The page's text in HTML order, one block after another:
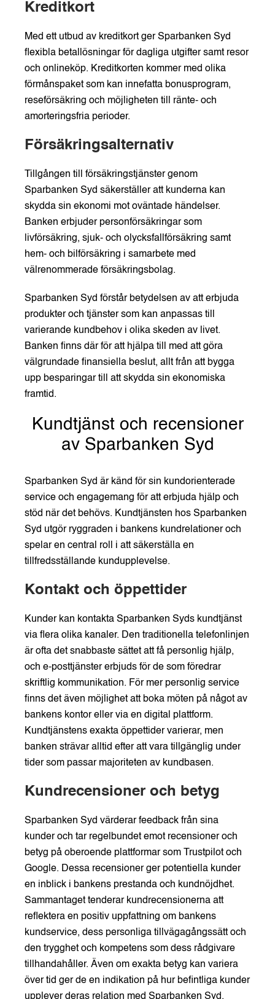
Kreditkort
Med ett utbud av kreditkort ger Sparbanken Syd
flexibla betallösningar för dagliga utgifter samt resor
och onlineköp. Kreditkorten kommer med olika
förmånspaket som kan innefatta bonusprogram,
reseförsäkring och möjligheten till ränte- och
amorteringsfria perioder.
Försäkringsalternativ
Tillgången till försäkringstjänster genom
Sparbanken Syd säkerställer att kunderna kan
skydda sin ekonomi mot oväntade händelser.
Banken erbjuder personförsäkringar som
livförsäkring, sjuk- och olycksfallförsäkring samt
hem- och bilförsäkring i samarbete med
välrenommerade försäkringsbolag.
Sparbanken Syd förstår betydelsen av att erbjuda
produkter och tjänster som kan anpassas till
varierande kundbehov i olika skeden av livet.
Banken finns där för att hjälpa till med att göra
välgrundade finansiella beslut, allt från att bygga
upp besparingar till att skydda sin ekonomiska
framtid.
Kundtjänst och recensioner
av Sparbanken Syd
Sparbanken Syd är känd för sin kundorienterade
service och engagemang för att erbjuda hjälp och
stöd när det behövs. Kundtjänsten hos Sparbanken
Syd utgör ryggraden i bankens kundrelationer och
spelar en central roll i att säkerställa en
tillfredsställande kundupplevelse.
Kontakt och öppettider
Kunder kan kontakta Sparbanken Syds kundtjänst
via flera olika kanaler. Den traditionella telefonlinjen
är ofta det snabbaste sättet att få personlig hjälp,
och e-posttjänster erbjuds för de som föredrar
skriftlig kommunikation. För mer personlig service
finns det även möjlighet att boka möten på något av
bankens kontor eller via en digital plattform.
Kundtjänstens exakta öppettider varierar, men
banken strävar alltid efter att vara tillgänglig under
tider som passar majoriteten av kundbasen.
Kundrecensioner och betyg
Sparbanken Syd värderar feedback från sina
kunder och tar regelbundet emot recensioner och
betyg på oberoende plattformar som Trustpilot och
Google. Dessa recensioner ger potentiella kunder
en inblick i bankens prestanda och kundnöjdhet.
Sammantaget tenderar kundrecensionerna att
reflektera en positiv uppfattning om bankens
kundservice, dess personliga tillvägagångssätt och
den trygghet och kompetens som dess rådgivare
tillhandahåller. Även om exakta betyg kan variera
över tid ger de en indikation på hur befintliga kunder
upplever deras relation med Sparbanken Syd.